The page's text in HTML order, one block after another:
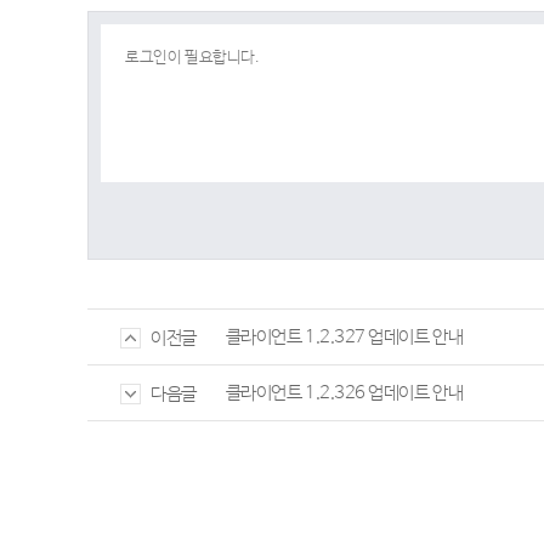
이전글 클라이언트 1.2.327 업데이트 안내
다음글 클라이언트 1.2.326 업데이트 안내